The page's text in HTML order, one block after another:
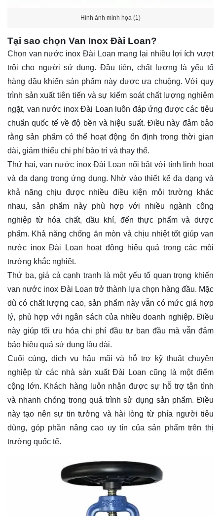
Hình ảnh minh họa (1)
Tại sao chọn Van Inox Đài Loan?
Chọn van nước inox Đài Loan mang lại nhiều lợi ích vượt
trội cho người sử dụng. Đầu tiên, chất lượng là yếu tố
hàng đầu khiến sản phẩm này được ưa chuộng. Với quy
trình sản xuất tiên tiến và sự kiểm soát chất lượng nghiêm
ngặt, van nước inox Đài Loan luôn đáp ứng được các tiêu
chuẩn quốc tế về độ bền và hiệu suất. Điều này đảm bảo
rằng sản phẩm có thể hoạt động ổn định trong thời gian
dài, giảm thiểu chi phí bảo trì và thay thế.
Thứ hai, van nước inox Đài Loan nổi bật với tính linh hoạt
và đa dạng trong ứng dụng. Nhờ vào thiết kế đa dạng và
khả năng chịu được nhiều điều kiện môi trường khác
nhau, sản phẩm này phù hợp với nhiều ngành công
nghiệp từ hóa chất, dầu khí, đến thực phẩm và dược
phẩm. Khả năng chống ăn mòn và chịu nhiệt tốt giúp van
nước inox Đài Loan hoạt động hiệu quả trong các môi
trường khắc nghiệt.
Thứ ba, giá cả cạnh tranh là một yếu tố quan trọng khiến
van nước inox Đài Loan trở thành lựa chọn hàng đầu. Mặc
dù có chất lượng cao, sản phẩm này vẫn có mức giá hợp
lý, phù hợp với ngân sách của nhiều doanh nghiệp. Điều
này giúp tối ưu hóa chi phí đầu tư ban đầu mà vẫn đảm
bảo hiệu quả sử dụng lâu dài.
Cuối cùng, dịch vụ hậu mãi và hỗ trợ kỹ thuật chuyên
nghiệp từ các nhà sản xuất Đài Loan cũng là một điểm
cộng lớn. Khách hàng luôn nhận được sự hỗ trợ tận tình
và nhanh chóng trong quá trình sử dụng sản phẩm. Điều
này tạo nên sự tin tưởng và hài lòng từ phía người tiêu
dùng, góp phần nâng cao uy tín của sản phẩm trên thị
trường quốc tế.